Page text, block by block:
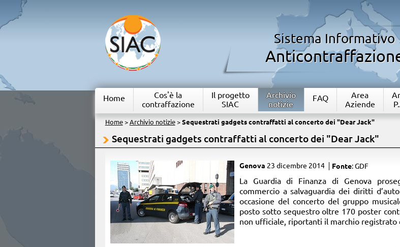
Sistema Informativo
Home
Cos'è la
contraffazione
Il progetto
SIAC
Archivio
notizie
FAQ
Area
Aziende
Home> Archivio notizie> Sequestrati gadgets contraffatti al concerto dei "Dear Jack"
Sequestrati gadgets contraffatti al concerto dei "Dear Jack"
Genova 23 dicembre 2014 Fonte: GDF
​La Guardia di Finanza di Genova
commercio a salvaguardia dei diritti
occasione del concerto del gruppo
posto sotto sequestro oltre 170 poster
non ufficiale, riportanti il marchio